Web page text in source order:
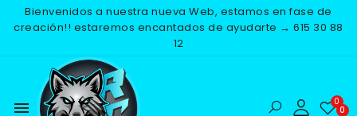
Bienvenidos a nuestra nueva Web, estamos en fase de
creación!! estaremos encantados de ayudarte → 615 30 88
12
menu